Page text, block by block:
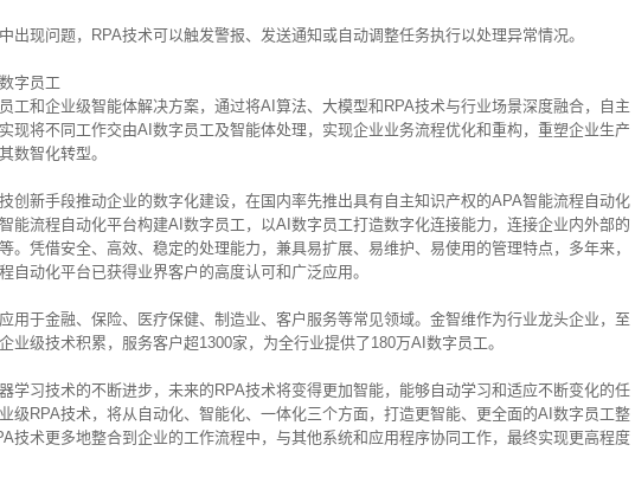
出现问题，RPA技术可以触发警报、发送通知或自动调整任务执行以处理异常情况。
字员工
工和企业级智能体解决方案，通过将AI算法、大模型和RPA技术与行业场景深度融合，自主
现将不同工作交由AI数字员工及智能体处理，实现企业业务流程优化和重构，重塑企业生产
数智化转型。
创新手段推动企业的数字化建设，在国内率先推出具有自主知识产权的APA智能流程自动化
能流程自动化平台构建AI数字员工，以AI数字员工打造数字化连接能力，连接企业内外部的
。凭借安全、高效、稳定的处理能力，兼具易扩展、易维护、易使用的管理特点，多年来，
自动化平台已获得业界客户的高度认可和广泛应用。
用于金融、保险、医疗保健、制造业、客户服务等常见领域。金智维作为行业龙头企业，至
业级技术积累，服务客户超1300家，为全行业提供了180万AI数字员工。
学习技术的不断进步，未来的RPA技术将变得更加智能，能够自动学习和适应不断变化的任
级RPA技术，将从自动化、智能化、一体化三个方面，打造更智能、更全面的AI数字员工整
技术更多地整合到企业的工作流程中，与其他系统和应用程序协同工作，最终实现更高程度